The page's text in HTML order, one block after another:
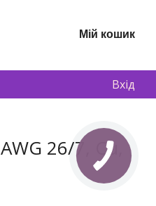
Мій кошик
Вхід
26/7, Cu,